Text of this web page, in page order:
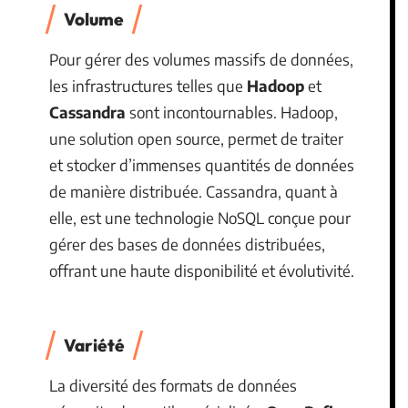
Volume
Pour gérer des volumes massifs de données,
les infrastructures telles que Hadoopet
Cassandra sont incontournables. Hadoop,
une solution open source, permet de traiter
et stocker d’immenses quantités de données
de manière distribuée. Cassandra, quant à
elle, est une technologie NoSQL conçue pour
gérer des bases de données distribuées,
offrant une haute disponibilité et évolutivité.
Variété
La diversité des formats de données